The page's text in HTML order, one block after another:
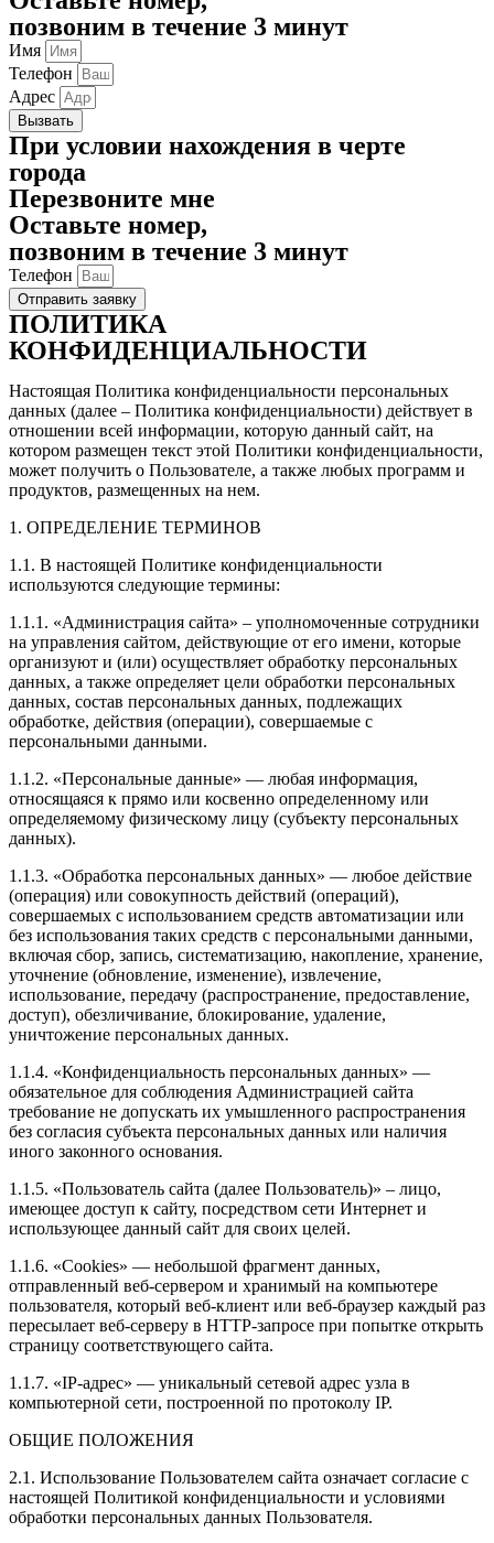
позвоним в течение 3 минут
Имя
Телефон
Адрес
Вызвать
При условии нахождения в черте
города
Перезвоните мне
Оставьте номер,
позвоним в течение 3 минут
Телефон
Отправить заявку
ПОЛИТИКА
КОНФИДЕНЦИАЛЬНОСТИ
Настоящая Политика конфиденциальности персональных
данных (далее – Политика конфиденциальности) действует в
отношении всей информации, которую данный сайт, на
котором размещен текст этой Политики конфиденциальности,
может получить о Пользователе, а также любых программ и
продуктов, размещенных на нем.
1. ОПРЕДЕЛЕНИЕ ТЕРМИНОВ
1.1. В настоящей Политике конфиденциальности
используются следующие термины:
1.1.1. «Администрация сайта» – уполномоченные сотрудники
на управления сайтом, действующие от его имени, которые
организуют и (или) осуществляет обработку персональных
данных, а также определяет цели обработки персональных
данных, состав персональных данных, подлежащих
обработке, действия (операции), совершаемые с
персональными данными.
1.1.2. «Персональные данные» — любая информация,
относящаяся к прямо или косвенно определенному или
определяемому физическому лицу (субъекту персональных
данных).
1.1.3. «Обработка персональных данных» — любое действие
(операция) или совокупность действий (операций),
совершаемых с использованием средств автоматизации или
без использования таких средств с персональными данными,
включая сбор, запись, систематизацию, накопление, хранение,
уточнение (обновление, изменение), извлечение,
использование, передачу (распространение, предоставление,
доступ), обезличивание, блокирование, удаление,
уничтожение персональных данных.
1.1.4. «Конфиденциальность персональных данных» —
обязательное для соблюдения Администрацией сайта
требование не допускать их умышленного распространения
без согласия субъекта персональных данных или наличия
иного законного основания.
1.1.5. «Пользователь сайта (далее Пользователь)» – лицо,
имеющее доступ к сайту, посредством сети Интернет и
использующее данный сайт для своих целей.
1.1.6. «Cookies» — небольшой фрагмент данных,
отправленный веб-сервером и хранимый на компьютере
пользователя, который веб-клиент или веб-браузер каждый раз
пересылает веб-серверу в HTTP-запросе при попытке открыть
страницу соответствующего сайта.
1.1.7. «IP-адрес» — уникальный сетевой адрес узла в
компьютерной сети, построенной по протоколу IP.
ОБЩИЕ ПОЛОЖЕНИЯ
2.1. Использование Пользователем сайта означает согласие с
настоящей Политикой конфиденциальности и условиями
обработки персональных данных Пользователя.